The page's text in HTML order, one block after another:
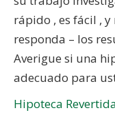
rápido , es fácil ,
responda – los
Averigue si una
adecuado para
Hipoteca